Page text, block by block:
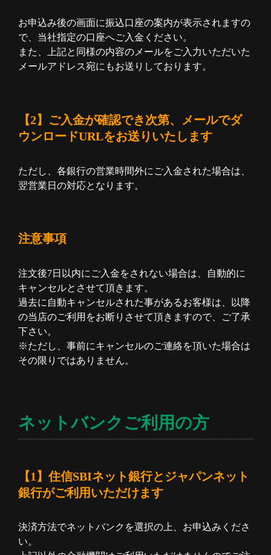
お申込み後の画面に振込口座の案内が表示されますの
で、当社指定の口座へご入金ください。
また、上記と同様の内容のメールをご入力いただいた
メールアドレス宛にもお送りしております。
【2】ご入金が確認でき次第、メールでダ
ウンロードURLをお送りいたします
ただし、各銀行の営業時間外にご入金された場合は、
翌営業日の対応となります。
注意事項
注文後7日以内にご入金をされない場合は、自動的に
キャンセルとさせて頂きます。
過去に自動キャンセルされた事があるお客様は、以降
の当店のご利用をお断りさせて頂きますので、ご了承
下さい。
※ただし、事前にキャンセルのご連絡を頂いた場合は
その限りではありません。
ネットバンクご利用の方
【1】住信SBIネット銀行とジャパンネット
銀行がご利用いただけます
決済方法でネットバンクを選択の上、お申込みくださ
い。